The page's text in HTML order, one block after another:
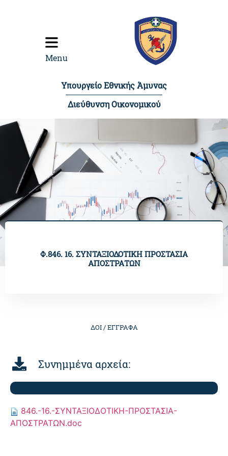
Menu
Υπουργείο Εθνικής Άμυνας
Διεύθυνση Οικονομικού
Φ.846. 16. ΣΥΝΤΑΞΙΟΔΟΤΙΚΗ ΠΡΟΣΤΑΣΙΑ
ΑΠΟΣΤΡΑΤΩΝ
ΔΟΙ /ΕΓΓΡΑΦΑ
Συνημμένα αρχεία:
846.-16.-ΣΥΝΤΑΞΙΟΔΟΤΙΚΗ-ΠΡΟΣΤΑΣΙΑ-
ΑΠΟΣΤΡΑΤΩΝ.doc